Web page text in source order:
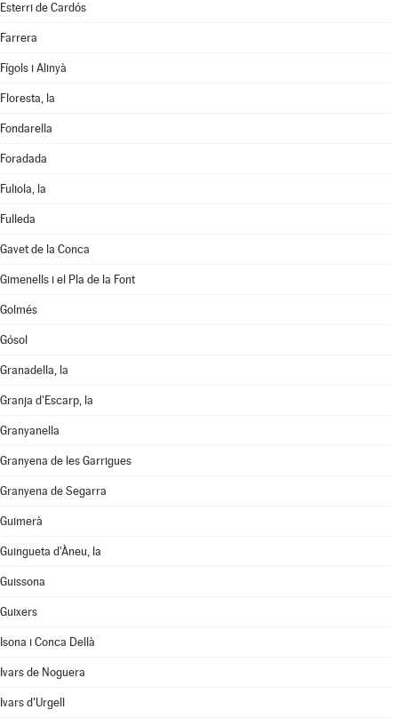
Esterri de Cardós
Farrera
Fígols i Alinyà
Floresta, la
Fondarella
Foradada
Fuliola, la
Fulleda
Gavet de la Conca
Gimenells i el Pla de la Font
Golmés
Gósol
Granadella, la
Granja d'Escarp, la
Granyanella
Granyena de les Garrigues
Granyena de Segarra
Guimerà
Guingueta d'Àneu, la
Guissona
Guixers
Isona i Conca Dellà
Ivars de Noguera
Ivars d'Urgell